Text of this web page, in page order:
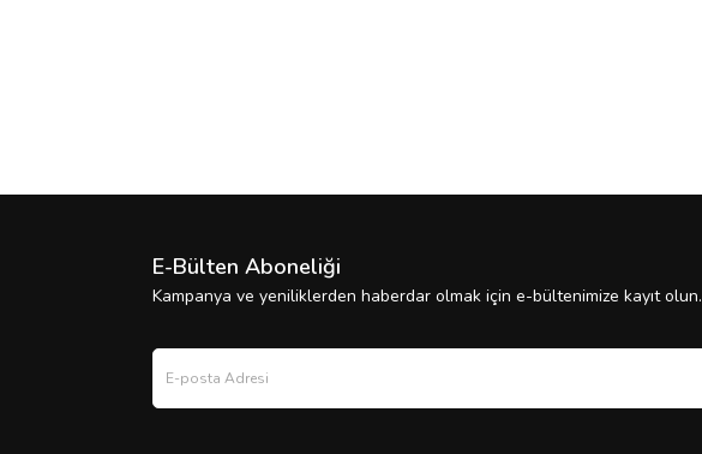
E-Bülten Aboneliği
Kampanya ve yeniliklerden haberdar olmak için e-bültenimize kayıt olun.